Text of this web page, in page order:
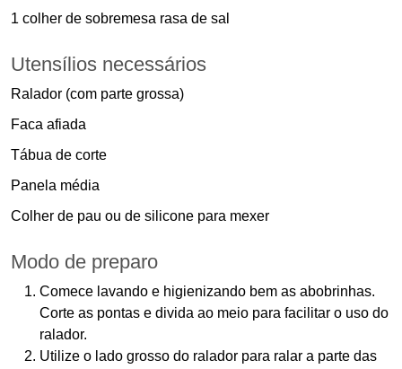
1 colher de sobremesa rasa de sal
Utensílios necessários
Ralador (com parte grossa)
Faca afiada
Tábua de corte
Panela média
Colher de pau ou de silicone para mexer
Modo de preparo
Comece lavando e higienizando bem as abobrinhas.
Corte as pontas e divida ao meio para facilitar o uso do
ralador.
Utilize o lado grosso do ralador para ralar a parte das